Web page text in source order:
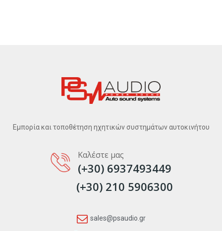
Εμπορία και τοποθέτηση ηχητικών συστημάτων αυτοκινήτου
Καλέστε μας
(+30) 6937493449
(+30) 210 5906300
sales@psaudio.gr